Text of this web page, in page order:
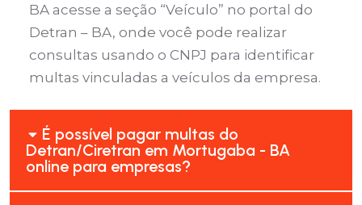
BA acesse a seção “Veículo” no portal do
Detran – BA, onde você pode realizar
consultas usando o CNPJ para identificar
multas vinculadas a veículos da empresa.
É possível pagar multas do
Detran/Ciretran em Mortugaba - BA
online para empresas?